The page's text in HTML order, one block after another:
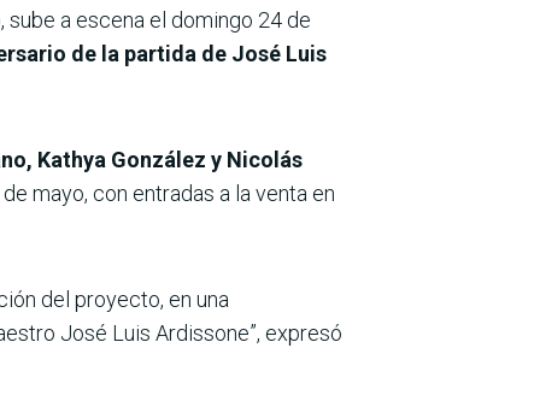
a escena el domingo 24 de
de la partida de José Luis
Kathya González y Nicolás
mayo, con entradas a la venta en
del proyecto, en una
José Luis Ardissone”, expresó